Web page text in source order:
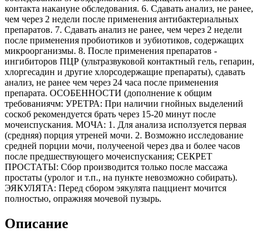
контакта накануне обследования. 6. Сдавать анализ, не ранее,
чем через 2 недели после применения антибактериальных
препаратов. 7. Сдавать анализ не ранее, чем через 2 недели
после применения пробиотиков и эубиотиков, содержащих
микроорганизмы. 8. После применения препаратов -
ингибиторов ПЦР (ультразвуковой контактный гель, гепарин,
хлоргесадин и другие хлорсодержащие препараты), сдавать
анализ, не ранее чем через 24 часа после применения
препарата. ОСОБЕННОСТИ (дополнение к общим
требованиячм: УРЕТРА: При наличии гнойных выделений
соскоб рекомендуется брать через 15-20 минут после
мочеиспускания. МОЧА: 1. Для анализа исползуется первая
(средняя) порция утреней мочи. 2. Возможно исследование
средней порции мочи, получееной через два и более часов
после предшествующего мочеиспускания; СЕКРЕТ
ПРОСТАТЫ: Сбор производится только после массажа
простаты (уролог и т.п., на пункте невозможно собирать).
ЭЯКУЛЯТА: Перед сбором эякулята пацциент мочится
полностью, опражняя мочевой пузырь.
Описание